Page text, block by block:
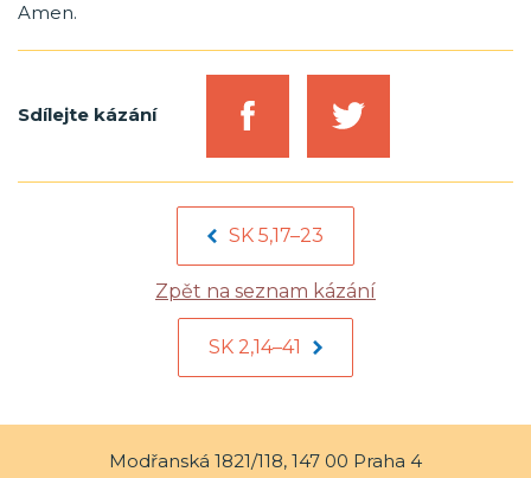
Amen.
Sdílejte kázání
SK 5,17–23
Zpět na seznam kázání
SK 2,14–41
Modřanská 1821/118, 147 00 Praha 4